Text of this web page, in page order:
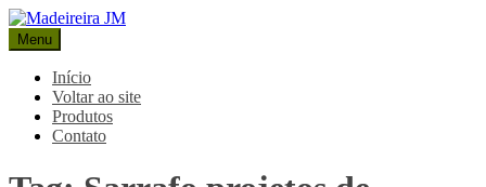
Pular
para
o
conteúdo
Madeireira JM
Blog Madeireira JM
Menu
Início
Voltar ao site
Produtos
Contato